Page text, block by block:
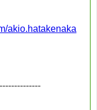
akio.hatakenaka